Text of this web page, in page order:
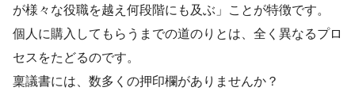
が様々な役職を越え何段階にも及ぶ」ことが特徴です。
個人に購入してもらうまでの道のりとは、全く異なるプロ
セスをたどるのです。
稟議書には、数多くの押印欄がありませんか？